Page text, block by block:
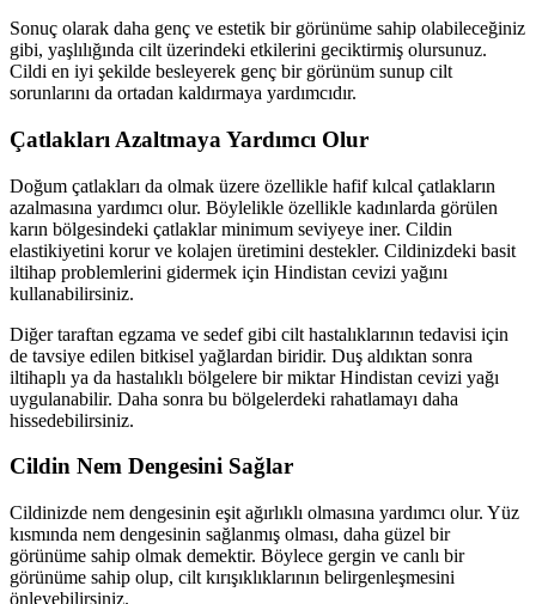
Sonuç olarak daha genç ve estetik bir görünüme sahip olabileceğiniz
gibi, yaşlılığında cilt üzerindeki etkilerini geciktirmiş olursunuz.
Cildi en iyi şekilde besleyerek genç bir görünüm sunup cilt
sorunlarını da ortadan kaldırmaya yardımcıdır.
Çatlakları Azaltmaya Yardımcı Olur
Doğum çatlakları da olmak üzere özellikle hafif kılcal çatlakların
azalmasına yardımcı olur. Böylelikle özellikle kadınlarda görülen
karın bölgesindeki çatlaklar minimum seviyeye iner. Cildin
elastikiyetini korur ve kolajen üretimini destekler. Cildinizdeki basit
iltihap problemlerini gidermek için Hindistan cevizi yağını
kullanabilirsiniz.
Diğer taraftan egzama ve sedef gibi cilt hastalıklarının tedavisi için
de tavsiye edilen bitkisel yağlardan biridir. Duş aldıktan sonra
iltihaplı ya da hastalıklı bölgelere bir miktar Hindistan cevizi yağı
uygulanabilir. Daha sonra bu bölgelerdeki rahatlamayı daha
hissedebilirsiniz.
Cildin Nem Dengesini Sağlar
Cildinizde nem dengesinin eşit ağırlıklı olmasına yardımcı olur. Yüz
kısmında nem dengesinin sağlanmış olması, daha güzel bir
görünüme sahip olmak demektir. Böylece gergin ve canlı bir
görünüme sahip olup, cilt kırışıklıklarının belirgenleşmesini
önleyebilirsiniz.